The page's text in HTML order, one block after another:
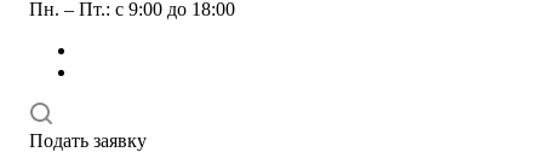
Пн. – Пт.: с 9:00 до 18:00
Подать заявку